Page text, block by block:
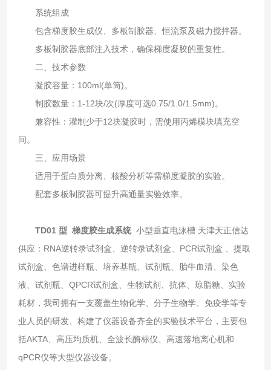
系统组成‌
包含梯度胶生成仪、多板制胶器、恒流泵及磁力搅拌器‌。
多板制胶器底部注入技术，确保梯度凝胶的重复性‌。
二、技术参数‌
凝胶容量‌：100ml(单筒)‌。
制胶数量‌：1-12块/次(厚度可选0.75/1.0/1.5mm)‌。
兼容性‌：灌制少于12块凝胶时，需使用丙烯模块填充空
间‌。
三、应用场景‌
适用于蛋白质分离、核酸分析等需梯度凝胶的实验‌。
配套多板制胶器可提升高通量实验效率‌。
TD01 型 梯度胶生成系统 小型垂直电泳槽 天津天正信达
供应：RNA逆转录试剂盒、逆转录试剂盒、PCR试剂盒 、提取
试剂盒、色谱进样瓶、培养基瓶、试剂瓶、胎牛血清、染色
液、试剂瓶、QPCR试剂盒、生物试剂、抗体、琼脂糖、实验
耗材，我司拥有一支覆盖生物化学、分子生物学、免疫学等专
业人员的研发、构建了仪器设备齐全的实验技术平台，主要包
括AKTA、高压均质机、全波长酶标仪、高速落地离心机和
qPCR仪等大型仪器设备。